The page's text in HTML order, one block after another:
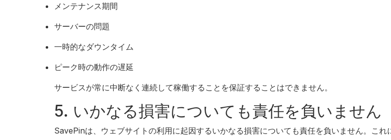
メンテナンス期間
サーバーの問題
一時的なダウンタイム
ピーク時の動作の遅延
サービスが常に中断なく連続して稼働することを保証することはできません。
5. いかなる損害についても責任を負いません
SavePinは、ウェブサイトの利用に起因するいかなる損害についても責任を負いません。これ